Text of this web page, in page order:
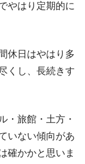
やはり定期的に
休日はやはり多
くし、長続きす
・旅館・土方・
いない傾向があ
確かかと思いま